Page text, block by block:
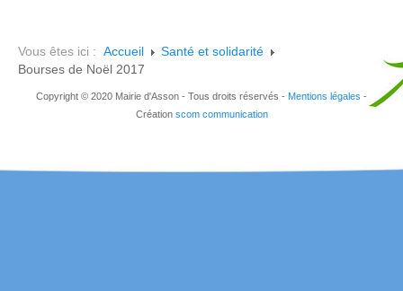
Vous êtes ici : Accueil
Santé et solidarité
Bourses de Noël 2017
Copyright © 2020 Mairie d'Asson - Tous droits réservés - Mentions légales -
Création scom communication